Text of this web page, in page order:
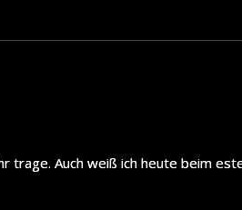
Auch weiß ich heute beim